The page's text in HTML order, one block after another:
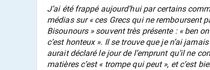
J’ai été frappé aujourd’hui par certains
médias sur « ces Grecs qui ne remboursent
Bisounours » souvent très présente : « ben
c’est honteux ». Il se trouve que je n’ai
aurait déclaré le jour de l’emprunt qu’il ne
matières c’est « trompe qui peut », et c’est